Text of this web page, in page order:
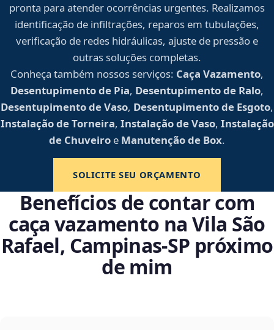
pronta para atender ocorrências urgentes. Realizamos
identificação de infiltrações, reparos em tubulações,
verificação de redes hidráulicas, ajuste de pressão e
outras soluções completas.
Conheça também nossos serviços: Caça Vazamento,
Desentupimento de Pia, Desentupimento de Ralo,
Desentupimento de Vaso, Desentupimento de Esgoto,
Instalação de Torneira, Instalação de Vaso, Instalação
de Chuveiro e Manutenção de Box.
SOLICITE SEU ORÇAMENTO
Benefícios de contar com
caça vazamento na Vila São
Rafael, Campinas‑SP próximo
de mim